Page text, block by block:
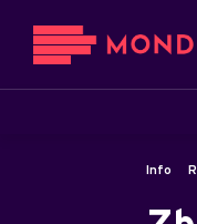
Info